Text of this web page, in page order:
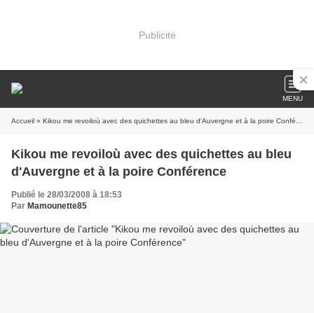
Publicité
MENU
Accueil » Kikou me revoiloù avec des quichettes au bleu d'Auvergne et à la poire Conférence
Kikou me revoiloù avec des quichettes au bleu
d'Auvergne et à la poire Conférence
Publié le 28/03/2008 à 18:53
Par Mamounette85